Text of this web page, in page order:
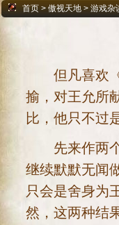
首页 > 傲视天地 > 游戏杂
但凡喜欢《
揄，对王允所
比，他只不过
先来作两个
继续默默无闻
只会是舍身为
然，这两种结